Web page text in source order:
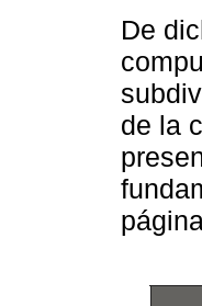
De
de la